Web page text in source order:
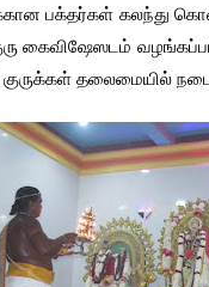
பக்தர்கள் கலந்து
கைவிஷேஸடம்
குருக்கள் தலைமையில்